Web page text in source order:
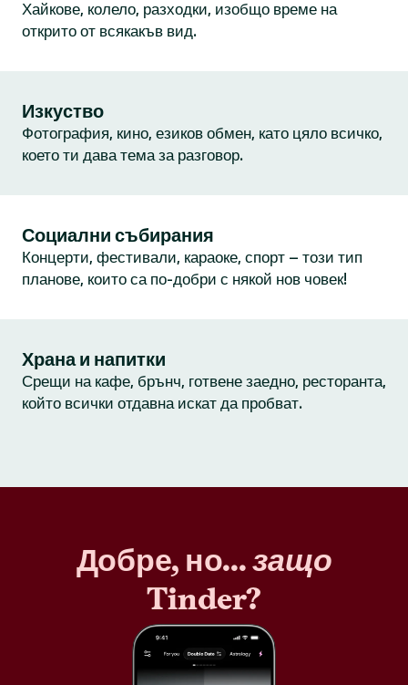
Хайкове, колело, разходки, изобщо време на
открито от всякакъв вид.
Изкуство
Фотография, кино, езиков обмен, като цяло всичко,
което ти дава тема за разговор.
Социални събирания
Концерти, фестивали, караоке, спорт – този тип
планове, които са по-добри с някой нов човек!
Храна и напитки
Срещи на кафе, брънч, готвене заедно, ресторанта,
който всички отдавна искат да пробват.
Добре, но...защо
Tinder?